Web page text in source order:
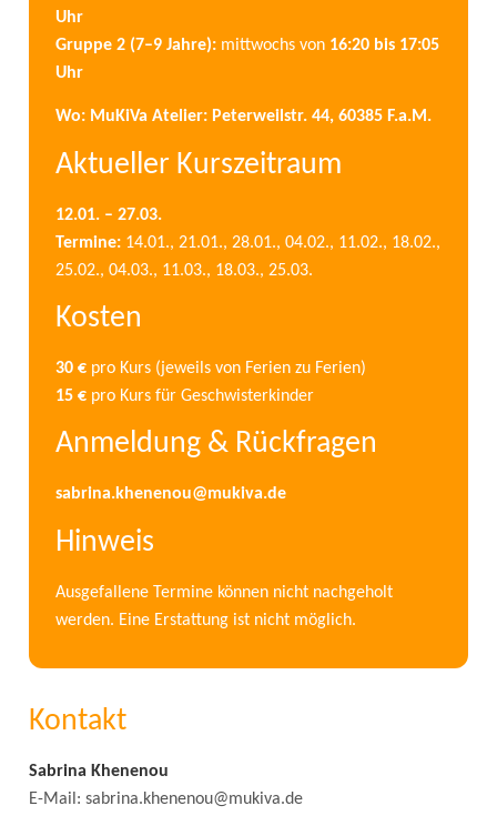
Uhr
Gruppe 2 (7–9 Jahre): mittwochs von 16:20 bis 17:05
Uhr
Wo: MuKiVa Atelier: Peterweilstr. 44, 60385 F.a.M.
Aktueller Kurszeitraum
12.01. – 27.03.
Termine: 14.01., 21.01., 28.01., 04.02., 11.02., 18.02.,
25.02., 04.03., 11.03., 18.03., 25.03.
Kosten
30 € pro Kurs (jeweils von Ferien zu Ferien)
15 € pro Kurs für Geschwisterkinder
Anmeldung & Rückfragen
sabrina.khenenou@mukiva.de
Hinweis
Ausgefallene Termine können nicht nachgeholt
werden. Eine Erstattung ist nicht möglich.
Kontakt
Sabrina Khenenou
E-Mail: sabrina.khenenou@mukiva.de